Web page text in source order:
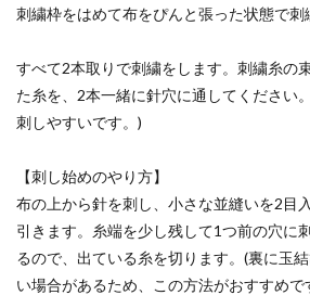
刺繍枠をはめて布をぴんと張った状態で刺
すべて2本取りで刺繍をします。刺繍糸の
た糸を、2本一緒に針穴に通してください
刺しやすいです。)
【刺し始めのやり方】
布の上から針を刺し、小さな並縫いを2目
引きます。糸端を少し残して1つ前の穴に
るので、出ている糸を切ります。(裏に玉
い場合があるため、この方法がおすすめで